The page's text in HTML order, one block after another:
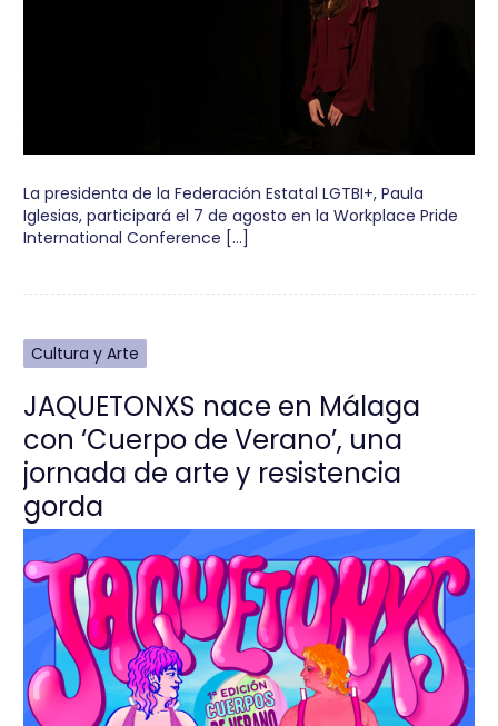
La presidenta de la Federación Estatal LGTBI+, Paula
Iglesias, participará el 7 de agosto en la Workplace Pride
International Conference […]
Cultura y Arte
JAQUETONXS nace en Málaga
con ‘Cuerpo de Verano’, una
jornada de arte y resistencia
gorda